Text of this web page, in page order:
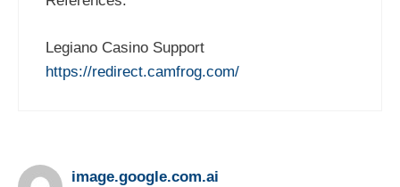
Legiano Casino Support
https://redirect.camfrog.com/
image.google.com.ai